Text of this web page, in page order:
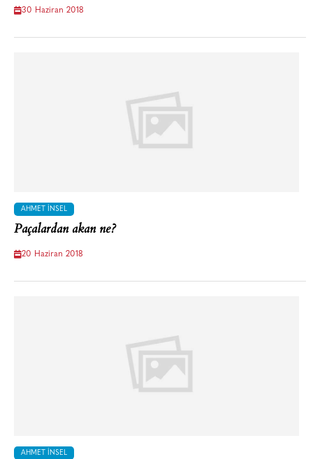
30 Haziran 2018
AHMET İNSEL
Paçalardan akan ne?
20 Haziran 2018
AHMET İNSEL